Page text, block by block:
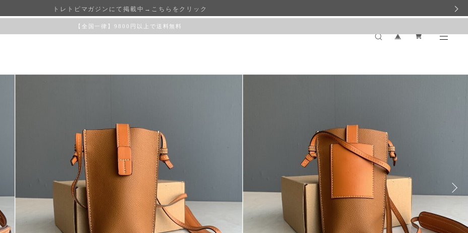
トレトピマガジンにて掲載中→こちらをクリック
【全国一律】9800円以上で送料無料